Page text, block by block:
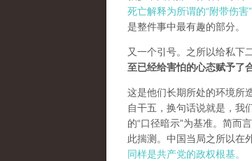
死亡解释为所谓的“附带伤害”
是整件事中最有趣的部分。
又一个引号。之所以给私下
至已经给害怕的心态赋予了
这是他们长期所处的环境所
自干五，换句话说就是，
的“口径暗示”为基准。简而
此揣测。中国当局之所以在
同样是共产党的政权根基。